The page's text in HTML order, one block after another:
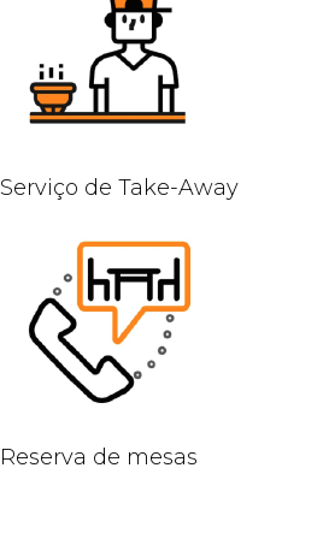
Serviço de Take-Away
Reserva de mesas